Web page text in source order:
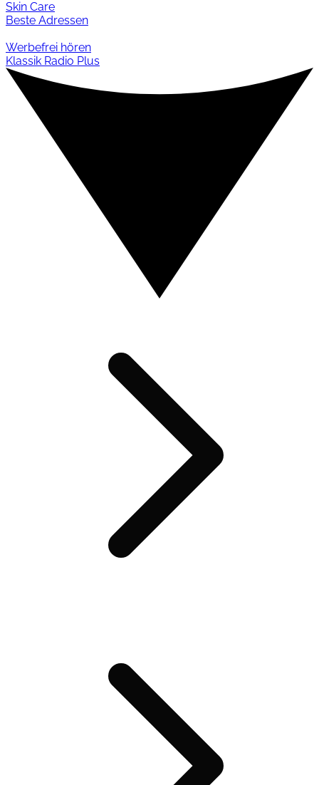
Skin Care
Beste Adressen
Werbefrei hören
Klassik Radio Plus